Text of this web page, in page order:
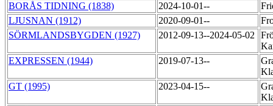
BORÅS TIDNING (1838) 2024-10-01--
LJUSNAN (1912)
2020-09-01--
SÖRMLANDSBYGDEN (1927)
2012-09-13--2024-05-02
EXPRESSEN (1944)
2019-07-13--
GT (1995)
2023-04-15--